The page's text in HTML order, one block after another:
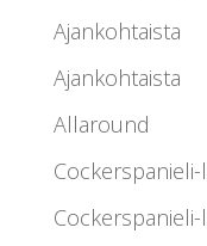
Ajankohtaista
Ajankohtaista
Allaround